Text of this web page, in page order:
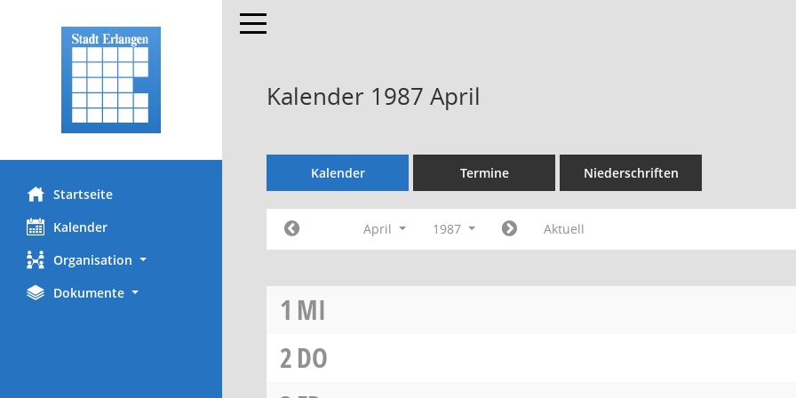
Startseite
Kalender
Organisation
Dokumente
Toggle navigation
Kalender 1987 April
Kalender Termine Niederschriften
April 1987 Aktuell
1 MI
2DO